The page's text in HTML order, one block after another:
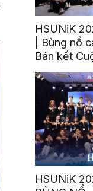
HSUNiK
| Bùng nổ
Bán kết
Tài năng
HSUNiK